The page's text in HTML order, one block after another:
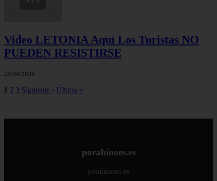
Video LETONIA Aquí Los Turistas NO
PUEDEN RESISTIRSE
28/04/2026
1 2 3 Siguiente › Última »
porahinoes.es
porahinoes.es